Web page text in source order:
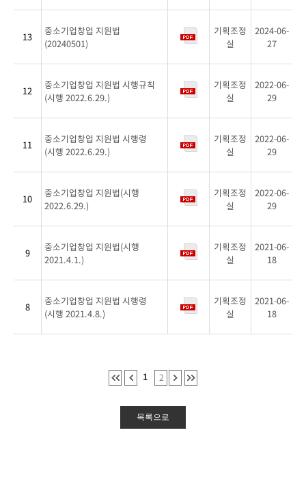
자,
로
하
합
다.
13
중소기업창업 지원법
(20240501)
기획조정
실
2024-06-
27
12
중소기업창업 지원법 시행규칙
(시행 2022.6.29.)
기획조정
실
2022-06-
29
11
중소기업창업 지원법 시행령
(시행 2022.6.29.)
기획조정
실
2022-06-
29
10
중소기업창업 지원법(시행
2022.6.29.)
기획조정
실
2022-06-
29
9
중소기업창업 지원법(시행
2021.4.1.)
기획조정
실
2021-06-
18
8
중소기업창업 지원법 시행령
(시행 2021.4.8.)
기획조정
실
2021-06-
18
1 2
목록으로